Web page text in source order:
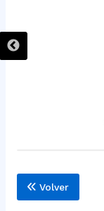
Volver